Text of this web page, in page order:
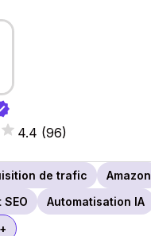
4.4 (96)
de trafic
Amazon
SEO
Automatisation IA